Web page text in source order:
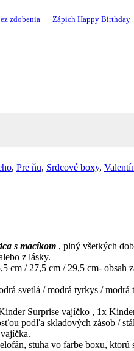
zdobenia Zápich Happy Birthday
, Pre ňu, Srdcové boxy,
a s macíkom , plný všetkých
z lásky.
cm / 27,5 cm / 29,5 cm- obsah
svetlá / modrá tyrkys /
Surprise vajíčko , 1x
podľa skladových zásob /
stuha vo farbe boxu,